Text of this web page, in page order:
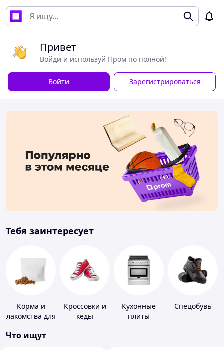
Привет
Войди и используй Пром по полной!
Войти Зарегистрироваться
Тебя заинтересует
Корма и
лакомства для
животных и
Кроссовки и
кеды
Кухонные
плиты
Спецобувь
Что ищут